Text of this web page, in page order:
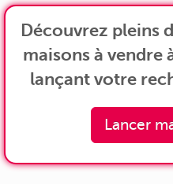
Découvrez pleins
maisons à vendre
lançant votre
Lancer